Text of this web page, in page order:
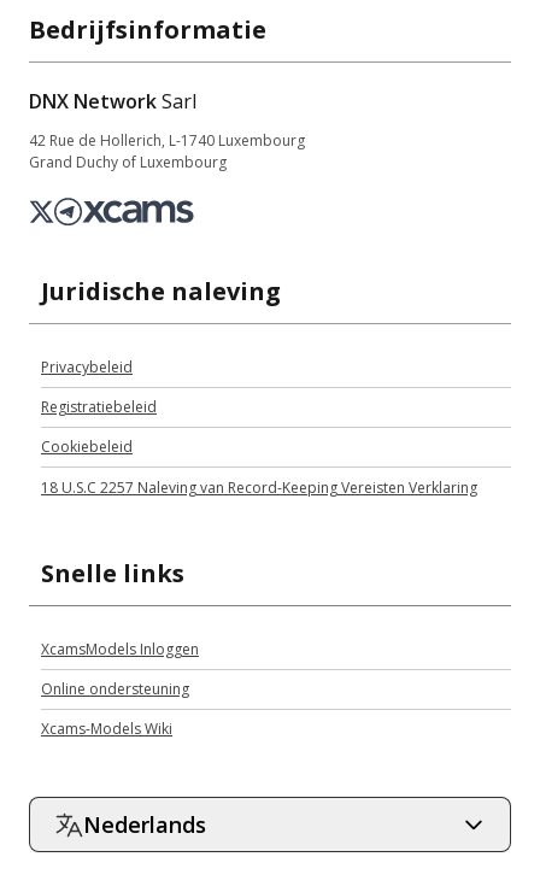
Bedrijfsinformatie
DNX NetworkSarl
42 Rue de Hollerich, L-1740 Luxembourg
Grand Duchy of Luxembourg
Juridische naleving
Privacybeleid
Registratiebeleid
Cookiebeleid
18 U.S.C 2257 Naleving van Record-Keeping Vereisten Verklaring
Snelle links
XcamsModels Inloggen
Online ondersteuning
Xcams-Models Wiki
Nederlands